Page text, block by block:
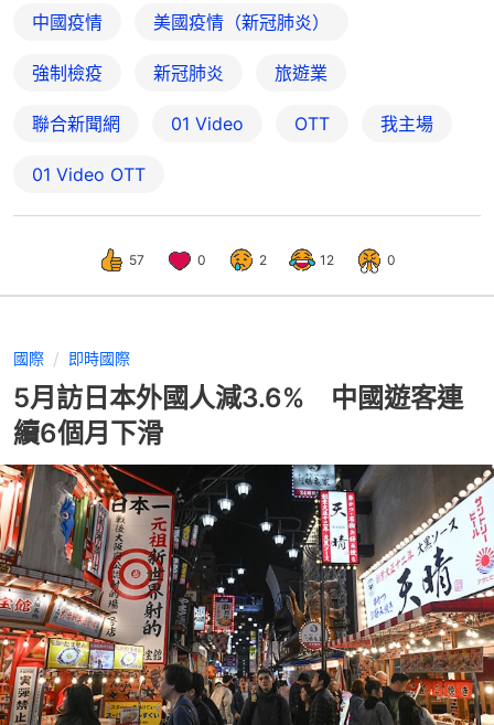
中國疫情 美國疫情（新冠肺炎）
強制檢疫 新冠肺炎 旅遊業
聯合新聞網 01 Video OTT 我主場
01‌ ‌Video‌ ‌OTT
57 0 2 12 0
國際 即時國際
5月訪日本外國人減3.6% 中國遊客連
續6個月下滑